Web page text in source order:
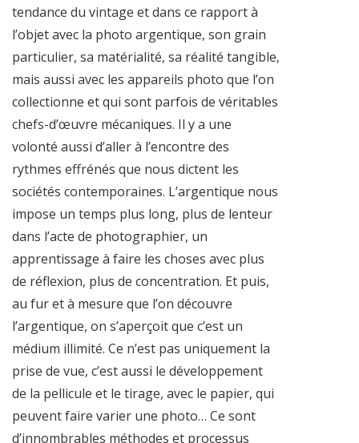
tendance du vintage et dans ce rapport à
l’objet avec la photo argentique, son grain
particulier, sa matérialité, sa réalité tangible,
mais aussi avec les appareils photo que l’on
collectionne et qui sont parfois de véritables
chefs-d’œuvre mécaniques. Il y a une
volonté aussi d’aller à l’encontre des
rythmes effrénés que nous dictent les
sociétés contemporaines. L’argentique nous
impose un temps plus long, plus de lenteur
dans l’acte de photographier, un
apprentissage à faire les choses avec plus
de réflexion, plus de concentration. Et puis,
au fur et à mesure que l’on découvre
l’argentique, on s’aperçoit que c’est un
médium illimité. Ce n’est pas uniquement la
prise de vue, c’est aussi le développement
de la pellicule et le tirage, avec le papier, qui
peuvent faire varier une photo… Ce sont
d’innombrables méthodes et processus